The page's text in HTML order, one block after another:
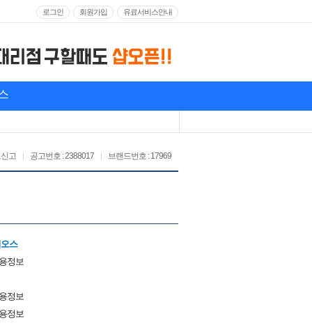
로그인 회원가입 유료서비스안내
브랜드번호 : 17969
공고번호 : 2388017
고
스
정보
정보
정보